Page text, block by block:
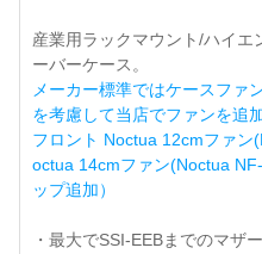
産業用ラックマウント/ハイエ
ーバーケース。
メーカー標準ではケースファ
を考慮して当店でファンを追
フロント Noctua 12cmファン
octua 14cmファン(Noctua
ップ追加）
・最大でSSI-EEBまでのマザ